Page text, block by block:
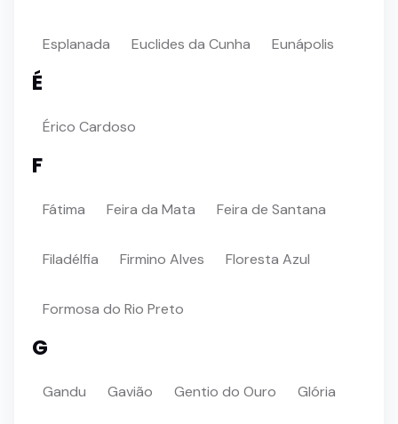
Esplanada Euclides da Cunha Eunápolis
É
Érico Cardoso
F
Fátima Feira da Mata Feira de Santana
Filadélfia Firmino Alves Floresta Azul
Formosa do Rio Preto
G
Gandu Gavião Gentio do Ouro Glória